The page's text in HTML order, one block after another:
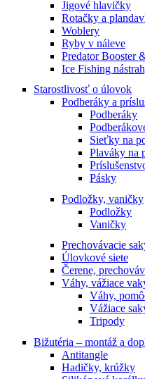
Jigové hlavičky
Rotačky a
Woblery
Ryby v náleve
Predator Booster
Ice Fishing
Starostlivosť o úlovok
Podberáky a
Podberáky
Sieťky na
Plaváky na
Pásky
Podložky, vaničky
Podložky
Vaničky
Prechovávacie
Úlovkové siete
Čerene,
Váhy, vážiace
Váhy,
Vážiace
Tripody
Bižutéria – montáž a
Antitangle
Hadičky, krúžky